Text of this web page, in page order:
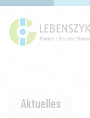
Aktuelles